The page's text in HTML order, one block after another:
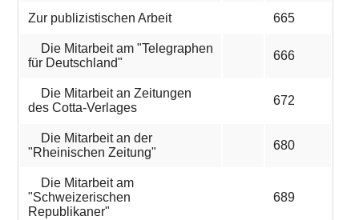
Zur publizistischen Arbeit 665
Die Mitarbeit am "Telegraphen
für Deutschland"
666
Die Mitarbeit an Zeitungen
des Cotta-Verlages
672
Die Mitarbeit an der
"Rheinischen Zeitung"
680
Die Mitarbeit am
"Schweizerischen
Republikaner"
689